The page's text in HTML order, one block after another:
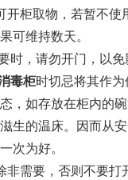
开柜取物，若暂不使
可维持数天。
时，请勿开门，以免
毒柜时切忌将其作
，如存放在柜内的
生的温床。因而从
次为好。
非需要，否则不要打